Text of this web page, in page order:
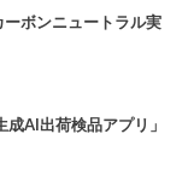
ボンニュートラル実
AI出荷検品アプリ」